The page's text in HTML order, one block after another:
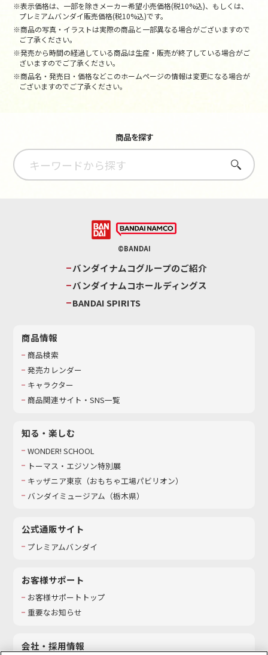
※表示価格は、一部を除きメーカー希望小売価格(税10%込)、もしくは、
プレミアムバンダイ販売価格(税10%込)です。
※商品の写真・イラストは実際の商品と一部異なる場合がございますので
ご了承ください。
※発売から時間の経過している商品は生産・販売が終了している場合がご
ざいますのでご了承ください。
※商品名・発売日・価格などこのホームページの情報は変更になる場合が
ございますのでご了承ください。
商品を探す
さがす
©BANDAI
バンダイナムコグループのご紹介
バンダイナムコホールディングス
BANDAI SPIRITS
商品情報
商品検索
発売カレンダー
キャラクター
商品関連サイト・SNS一覧
知る・楽しむ
WONDER! SCHOOL
トーマス・エジソン特別展
キッザニア東京（おもちゃ工場パビリオン）​
バンダイミュージアム（栃木県）
公式通販サイト
プレミアムバンダイ
お客様サポート
お客様サポートトップ
重要なお知らせ
会社・採用情報